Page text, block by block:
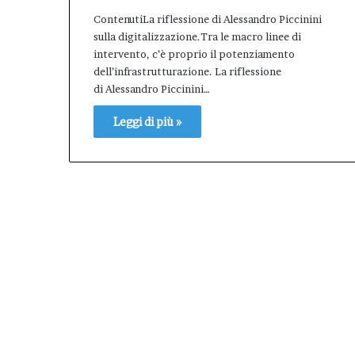
ContenutiLa riflessione di Alessandro Piccinini
sulla digitalizzazione.Tra le macro linee di
intervento, c’è proprio il potenziamento
dell’infrastrutturazione. La riflessione
di Alessandro Piccinini…
Leggi di più »
il
valore
dell’Afm
come